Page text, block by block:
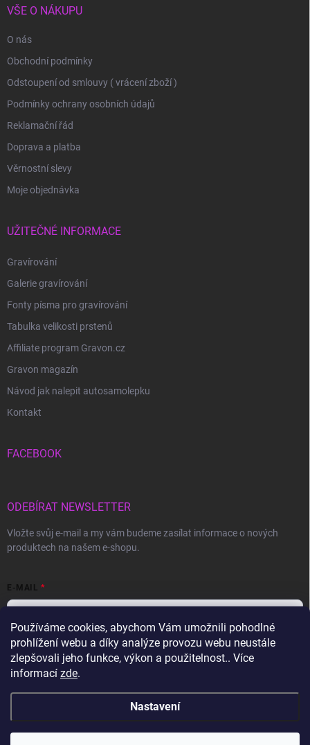
Používáme cookies, abychom Vám umožnili pohodlné
prohlížení webu a díky analýze provozu webu neustále
zlepšovali jeho funkce, výkon a použitelnost.. Více
informací zde.
Nastavení
VŠE O NÁKUPU
O nás
Obchodní podmínky
Odstoupení od smlouvy ( vrácení zboží )
Podmínky ochrany osobních údajů
Reklamační řád
Doprava a platba
Věrnostní slevy
Moje objednávka
UŽITEČNÉ INFORMACE
Gravírování
Galerie gravírování
Fonty písma pro gravírování
Tabulka velikosti prstenů
Affiliate program Gravon.cz
Gravon magazín
Návod jak nalepit autosamolepku
Kontakt
FACEBOOK
ODEBÍRAT NEWSLETTER
Vložte svůj e-mail a my vám budeme zasílat informace o nových
produktech na našem e-shopu.
E-MAIL
Vložením e-mailu souhlasíte spodmínkami ochrany osobních údajů
Přihlásit se